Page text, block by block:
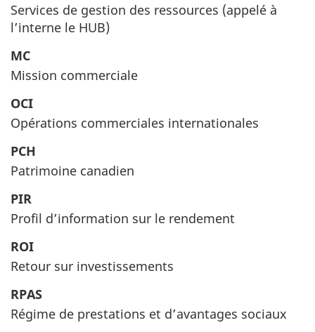
Services de gestion des ressources (appelé à
l’interne le HUB)
MC
Mission commerciale
OCI
Opérations commerciales internationales
PCH
Patrimoine canadien
PIR
Profil d’information sur le rendement
ROI
Retour sur investissements
RPAS
Régime de prestations et d’avantages sociaux